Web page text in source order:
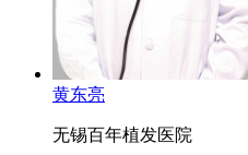
黄东亮
无锡百年植发医院